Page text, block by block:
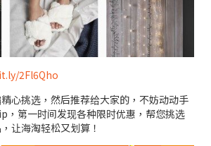
2Fl6Qho
心挑选，然后推荐给大家的，不妨动动手
，第一时间发现各种限时优惠，帮您挑选
让海淘轻松又划算！